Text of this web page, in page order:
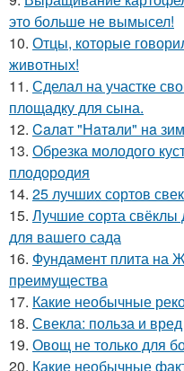
это больше не вымысел!
10. Отцы, которые
животных!
11. Сделал на участке
площадку для сына.
12. Caлaт "Нaтaли" нa
13. Обрезка молодого
плодородия
14. 25 лучших сортов
15. Лучшие сорта
для вашего сада
16. Фундамент плита на
преимущества
17. Какие необычные
18. Свекла: польза и
19. Овощ не только для
20. Какие необычные